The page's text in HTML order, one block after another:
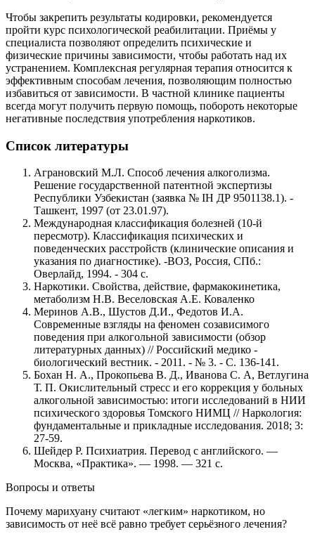
Чтобы закрепить результаты кодировки, рекомендуется
пройти курс психологической реабилитации. Приёмы у
специалиста позволяют определить психические и
физические причины зависимости, чтобы работать над их
устранением. Комплексная регулярная терапия относится к
эффективным способам лечения, позволяющим полностью
избавиться от зависимости. В частной клинике пациенты
всегда могут получить первую помощь, побороть некоторые
негативные последствия употребления наркотиков.
Список литературы
Аграновский М.Л. Способ лечения алкоголизма.
Решение государственной патентной экспертизы
Республики Узбекистан (заявка № ІН ДР 9501138.1). -
Ташкент, 1997 (от 23.01.97).
Международная классификация болезней (10-й
пересмотр). Классификация психических и
поведенческих расстройств (клинические описания и
указания по диагностике). -ВОЗ, Россия, СПб.:
Оверлайд, 1994. - 304 с.
Наркотики. Свойства, действие, фармакокинетика,
метаболизм Н.В. Веселовская А.Е. Коваленко
Меринов А.В., Шустов Д.И., Федотов И.А.
Современные взгляды на феномен созависимого
поведения при алкогольной зависимости (обзор
литературных данных) // Российский медико -
биологический вестник. - 2011. - № 3. - С. 136-141.
Бохан Н. А., Прокопьева В. Д., Иванова С. А, Ветлугина
Т. П. Окислительный стресс и его коррекция у больных
алкогольной зависимостью: итоги исследований в НИИ
психического здоровья Томского НИМЦ // Наркология:
фундаментальные и прикладные исследования. 2018; 3:
27-59.
Шейдер Р. Психиатрия. Перевод с английского. —
Москва, «Практика». — 1998. — 321 с.
Вопросы и ответы
Почему марихуану считают «легким» наркотиком, но
зависимость от неё всё равно требует серьёзного лечения?